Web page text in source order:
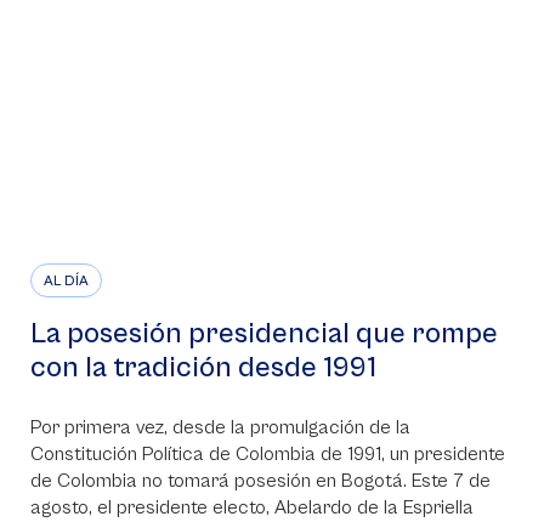
AL DÍA
La posesión presidencial que rompe
con la tradición desde 1991
Por primera vez, desde la promulgación de la
Constitución Política de Colombia de 1991, un presidente
de Colombia no tomará posesión en Bogotá. Este 7 de
agosto, el presidente electo, Abelardo de la Espriella